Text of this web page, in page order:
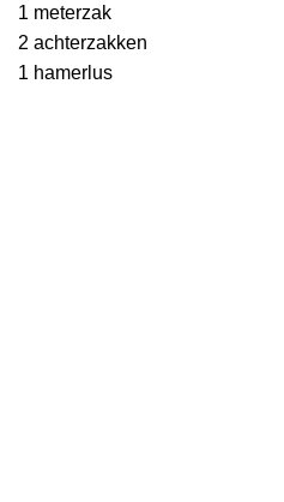
1 meterzak
2 achterzakken
1 hamerlus